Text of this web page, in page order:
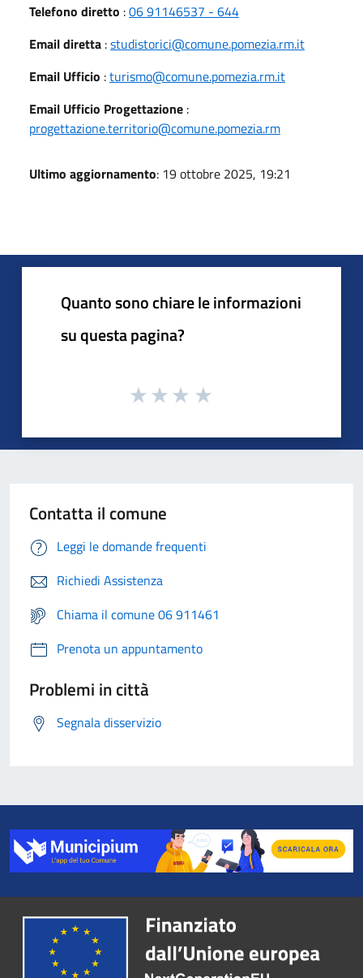
Telefono diretto :06 91146537 - 644
Email diretta :studistorici@comune.pomezia.rm.it
Email Ufficio :turismo@comune.pomezia.rm.it
Email Ufficio Progettazione :
progettazione.territorio@comune.pomezia.rm
Ultimo aggiornamento: 19 ottobre 2025, 19:21
Quanto sono chiare le informazioni
su questa pagina?
Contatta il comune
Leggi le domande frequenti
Richiedi Assistenza
Chiama il comune 06 911461
Prenota un appuntamento
Problemi in città
Segnala disservizio